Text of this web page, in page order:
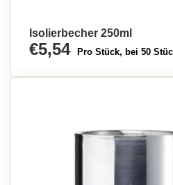
Isolierbecher 250ml
€5,54 Pro Stück, bei 50